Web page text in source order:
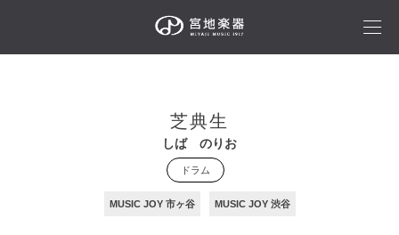
芝典生
しば のりお
ドラム
MUSIC JOY 市ヶ谷 MUSIC JOY 渋谷